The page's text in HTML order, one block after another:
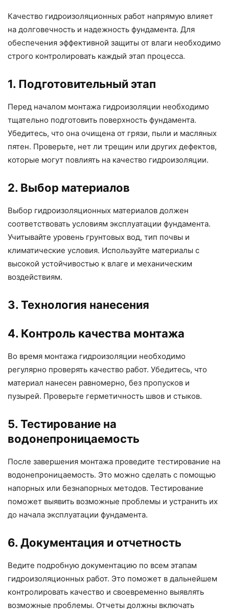
Качество гидроизоляционных работ напрямую влияет
на долговечность и надежность фундамента. Для
обеспечения эффективной защиты от влаги необходимо
строго контролировать каждый этап процесса.
1. Подготовительный этап
Перед началом монтажа гидроизоляции необходимо
тщательно подготовить поверхность фундамента.
Убедитесь, что она очищена от грязи, пыли и масляных
пятен. Проверьте, нет ли трещин или других дефектов,
которые могут повлиять на качество гидроизоляции.
2. Выбор материалов
Выбор гидроизоляционных материалов должен
соответствовать условиям эксплуатации фундамента.
Учитывайте уровень грунтовых вод, тип почвы и
климатические условия. Используйте материалы с
высокой устойчивостью к влаге и механическим
воздействиям.
3. Технология нанесения
4. Контроль качества монтажа
Во время монтажа гидроизоляции необходимо
регулярно проверять качество работ. Убедитесь, что
материал нанесен равномерно, без пропусков и
пузырей. Проверьте герметичность швов и стыков.
5. Тестирование на
водонепроницаемость
После завершения монтажа проведите тестирование на
водонепроницаемость. Это можно сделать с помощью
напорных или безнапорных методов. Тестирование
поможет выявить возможные проблемы и устранить их
до начала эксплуатации фундамента.
6. Документация и отчетность
Ведите подробную документацию по всем этапам
гидроизоляционных работ. Это поможет в дальнейшем
контролировать качество и своевременно выявлять
возможные проблемы. Отчеты должны включать